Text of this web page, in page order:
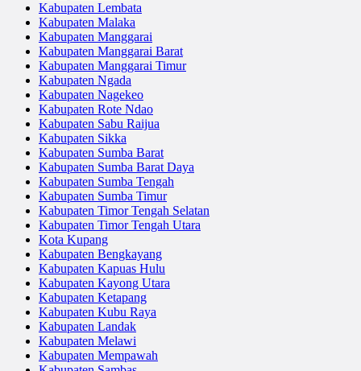
Kabupaten Lembata
Kabupaten Malaka
Kabupaten Manggarai
Kabupaten Manggarai Barat
Kabupaten Manggarai Timur
Kabupaten Ngada
Kabupaten Nagekeo
Kabupaten Rote Ndao
Kabupaten Sabu Raijua
Kabupaten Sikka
Kabupaten Sumba Barat
Kabupaten Sumba Barat Daya
Kabupaten Sumba Tengah
Kabupaten Sumba Timur
Kabupaten Timor Tengah Selatan
Kabupaten Timor Tengah Utara
Kota Kupang
Kabupaten Bengkayang
Kabupaten Kapuas Hulu
Kabupaten Kayong Utara
Kabupaten Ketapang
Kabupaten Kubu Raya
Kabupaten Landak
Kabupaten Melawi
Kabupaten Mempawah